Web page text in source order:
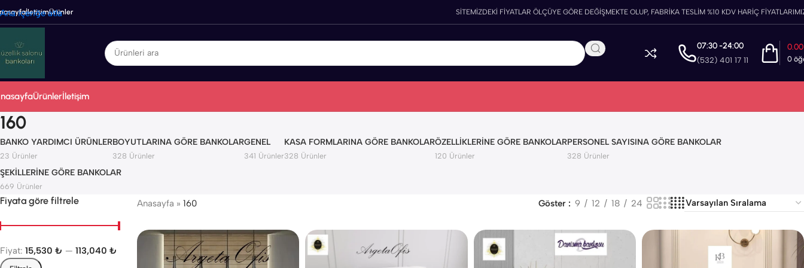
Ana içeriğe atla
İletişimÜrünler SİTEMİZDEKİ FİYATLAR ÖLÇÜYE GÖRE DEĞİŞMEKTE OLUP, FABRİKA TESLİM %10 KDV HARİÇ
07:30 -24:00
(532) 401 17 11 0
Ürünlerİletişim
160
BANKO YARDIMCI ÜRÜNLER
23 Ürünler
BOYUTLARINA GÖRE BANKOLAR
328 Ürünler
GENEL
341 Ürünler
KASA FORMLARINA GÖRE BANKOLAR
328 Ürünler
ÖZELLIKLERINE GÖRE BANKOLAR
120 Ürünler
PERSONEL SAYISINA GÖRE BANKOLAR
328 Ürünler
ŞEKILLERINE GÖRE BANKOLAR
669 Ürünler
Fiyata göre filtrele
Fiyat: 15,530 ₺ — 113,040 ₺
Anasayfa » 160 Göster 9 12 18 24